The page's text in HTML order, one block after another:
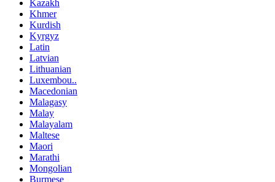
Kazakh
Khmer
Kurdish
Kyrgyz
Latin
Latvian
Lithuanian
Luxembou..
Macedonian
Malagasy
Malay
Malayalam
Maltese
Maori
Marathi
Mongolian
Burmese